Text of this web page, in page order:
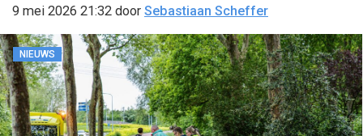
9 mei 2026 21:32 door Sebastiaan Scheffer
NIEUWS